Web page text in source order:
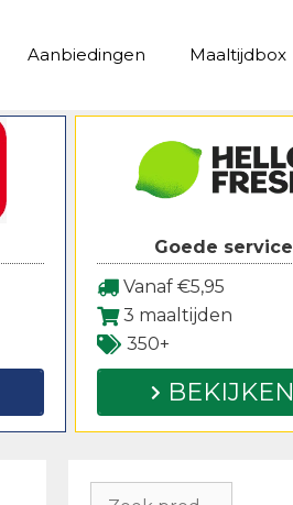
Aanbiedingen Maaltijdbox
Goede service
Vanaf €5,95
3 maaltijden
350+
BEKIJKEN